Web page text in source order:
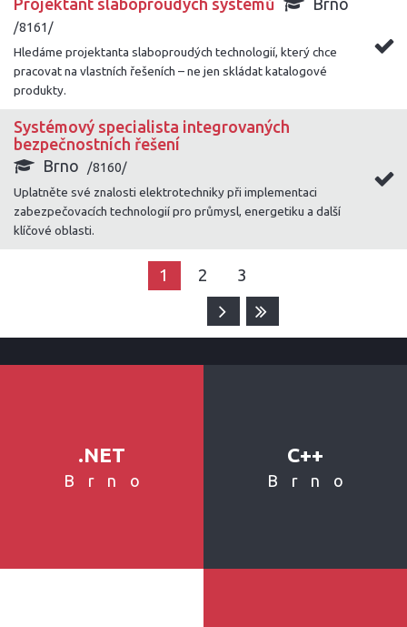
Projektant slaboproudých systémů Brno
/8161/
Hledáme projektanta slaboproudých technologií, který chce
pracovat na vlastních řešeních – ne jen skládat katalogové
produkty.
Systémový specialista integrovaných
bezpečnostních řešení
Brno
/8160/
Uplatněte své znalosti elektrotechniky při implementaci
zabezpečovacích technologií pro průmysl, energetiku a další
klíčové oblasti.
1 2 3
.NET
Brno
C++
Brno